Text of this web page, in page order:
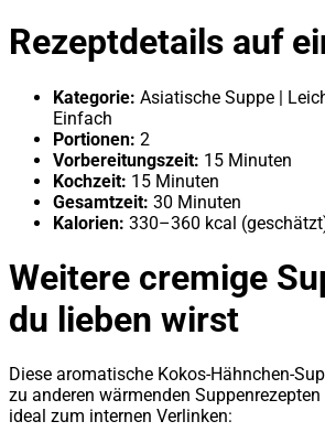
Rezeptdetails auf
Kategorie: Asiatische Suppe |
Einfach
Portionen: 2
Vorbereitungszeit: 15 Minuten
Kochzeit: 15 Minuten
Gesamtzeit: 30 Minuten
Kalorien: 330–360 kcal
Weitere cremige
du lieben wirst
Diese aromatische Kokos-Hähnchen-
zu anderen wärmenden
ideal zum internen Verlinken: